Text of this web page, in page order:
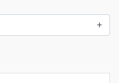
+